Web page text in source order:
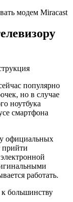
модем Miracast
популярно
но в случае
ноутбука
смартфона
официальных
прийти
работать.
большинству